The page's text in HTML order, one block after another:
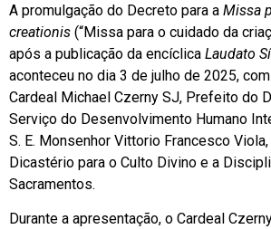
A promulgação do Decreto para a Missa
creationis (“Missa para o cuidado da
após a publicação da encíclica Laudato
aconteceu no dia 3 de julho de 2025,
Cardeal Michael Czerny SJ, Prefeito do
Serviço do Desenvolvimento Humano
S. E. Monsenhor Vittorio Francesco
Dicastério para o Culto Divino e a
Sacramentos.
Durante a apresentação, o Cardeal